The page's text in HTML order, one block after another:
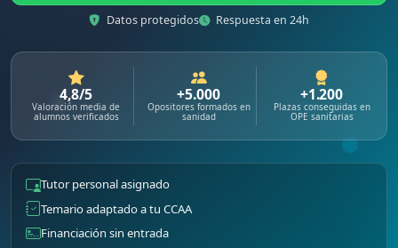
Datos protegidos Respuesta en 24h
4,8/5
Valoración media de
alumnos verificados
+5.000
Opositores formados en
sanidad
+1.200
Plazas conseguidas en
OPE sanitarias
Tutor personal asignado
Temario adaptado a tu CCAA
Financiación sin entrada